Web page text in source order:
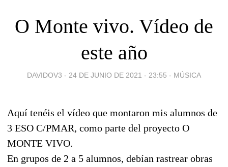
O Monte vivo. Vídeo de
este año
DAVIDOV3 - 24 DE JUNIO DE 2021 - 23:55 - MÚSICA
Aquí tenéis el vídeo que montaron mis alumnos de
3 ESO C/PMAR, como parte del proyecto O
MONTE VIVO.
En grupos de 2 a 5 alumnos, debían rastrear obras